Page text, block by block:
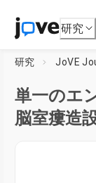
研究
研究 JoVE
単一のエ
脳室瘻造